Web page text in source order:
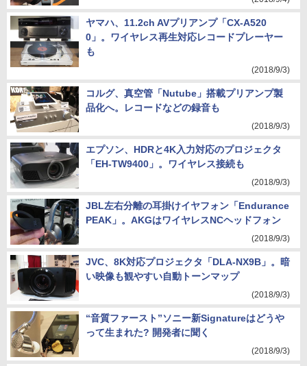
ヤマハ、11.2ch AVプリアンプ「CX-A520
0」。ワイヤレス再生対応レコードプレーヤー
も
(2018/9/3)
コルグ、真空管「Nutube」搭載プリアンプ製
品化へ。レコードなどの録音も
(2018/9/3)
エプソン、HDRと4K入力対応のプロジェクタ
「EH-TW9400」。ワイヤレス接続も
(2018/9/3)
JBL左右分離の耳掛けイヤフォン「Endurance
PEAK」。AKGはワイヤレスNCヘッドフォン
(2018/9/3)
JVC、8K対応プロジェクタ「DLA-NX9B」。暗
い映像も観やすい自動トーンマップ
(2018/9/3)
“音質ファースト”ソニー新Signatureはどうや
って生まれた? 開発者に聞く
(2018/9/3)